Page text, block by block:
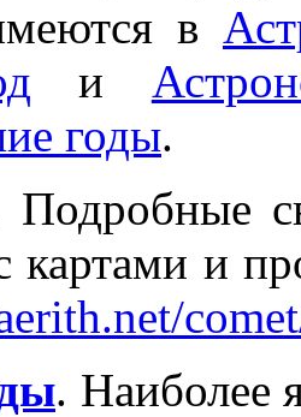
в
и
годы.
Подробные
картами и
. Наиболее